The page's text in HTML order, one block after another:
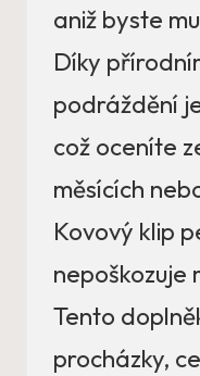
aniž byste
Díky
podráždění
což oceníte
měsících
Kovový klip
nepoškozuje
Tento
procházky,